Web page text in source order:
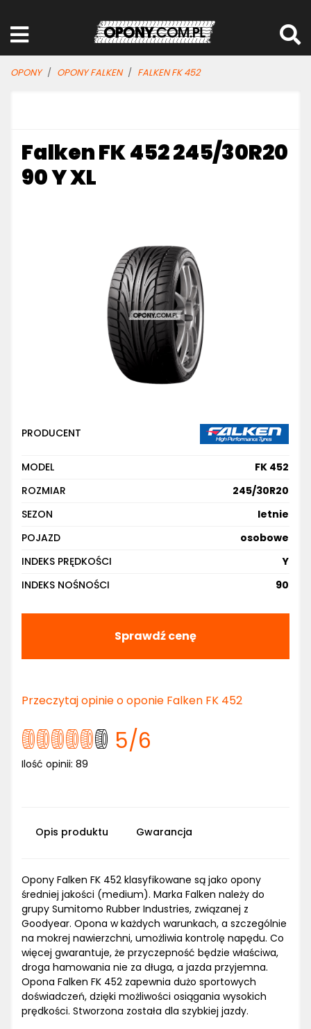
OPONY OPONY FALKEN FALKEN FK 452
Falken FK 452 245/30R20
90 Y XL
PRODUCENT
MODEL
FK 452
ROZMIAR
245/30R20
SEZON
letnie
POJAZD
osobowe
INDEKS PRĘDKOŚCI
Y
INDEKS NOŚNOŚCI
90
Sprawdź cenę
Przeczytaj opinie o oponie Falken FK 452
5/6
Ilość opinii: 89
Opis produktu Gwarancja
Opony Falken FK 452 klasyfikowane są jako opony
średniej jakości (medium). Marka Falken należy do
grupy Sumitomo Rubber Industries, związanej z
Goodyear. Opona w każdych warunkach, a szczególnie
na mokrej nawierzchni, umożliwia kontrolę napędu. Co
więcej gwarantuje, że przyczepność będzie właściwa,
droga hamowania nie za długa, a jazda przyjemna.
Opona Falken FK 452 zapewnia dużo sportowych
doświadczeń, dzięki możliwości osiągania wysokich
prędkości. Stworzona została dla szybkiej jazdy.